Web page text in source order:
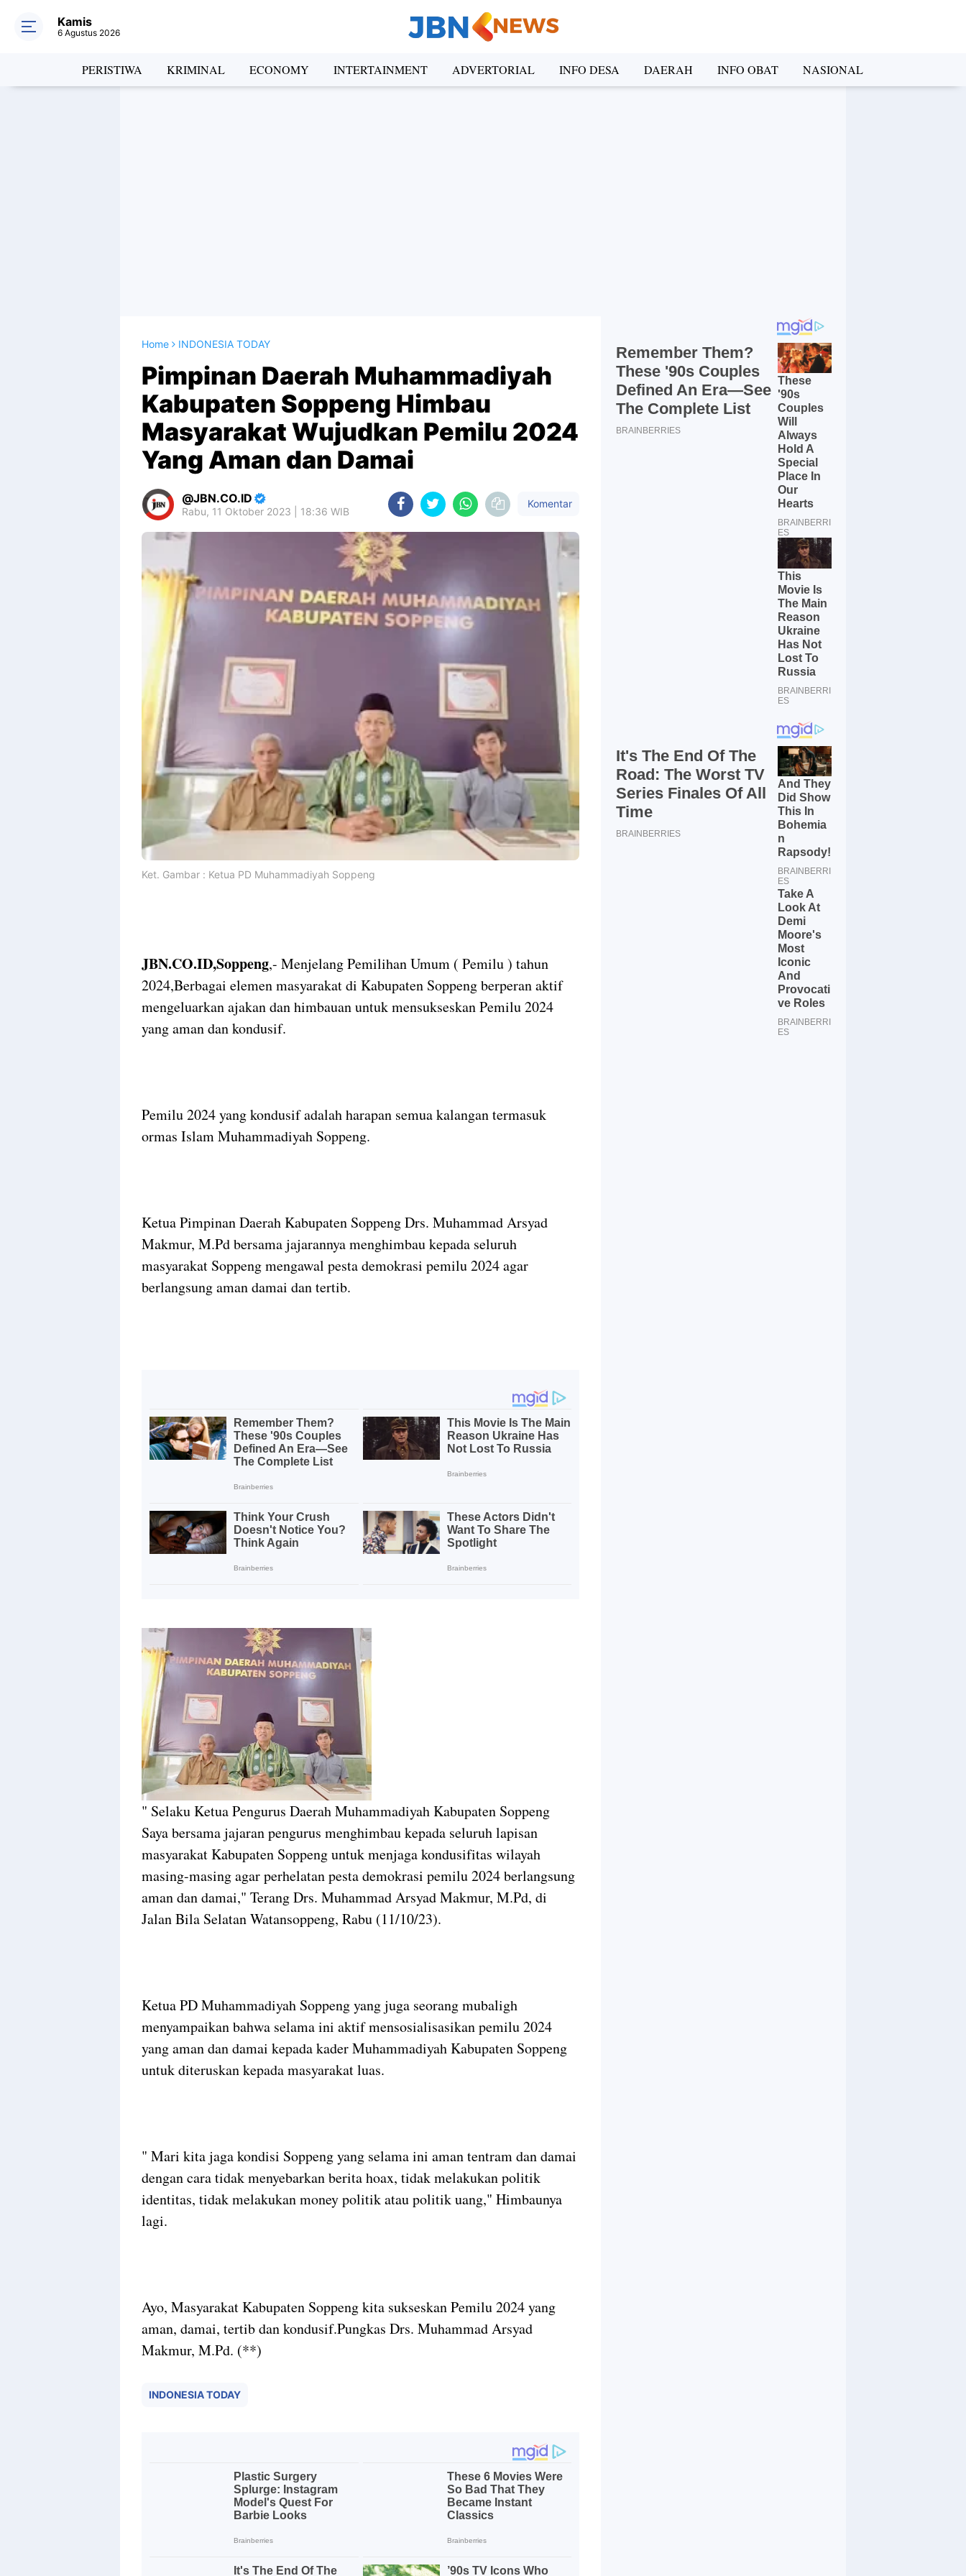
Kamis
6 Agustus 2026
PERISTIWA KRIMINAL ECONOMY INTERTAINMENT ADVERTORIAL INFO DESA DAERAH INFO OBAT NASIONAL
Home INDONESIA TODAY
Pimpinan Daerah Muhammadiyah
Kabupaten Soppeng Himbau
Masyarakat Wujudkan Pemilu 2024
Yang Aman dan Damai
JBN.CO.ID
Rabu, 11 Oktober 2023 | 18:36 WIB
Komentar
Ket. Gambar : Ketua PD Muhammadiyah Soppeng
JBN.CO.ID,Soppeng,- Menjelang Pemilihan Umum ( Pemilu ) tahun
2024,Berbagai elemen masyarakat di Kabupaten Soppeng berperan aktif
mengeluarkan ajakan dan himbauan untuk mensukseskan Pemilu 2024
yang aman dan kondusif.
Pemilu 2024 yang kondusif adalah harapan semua kalangan termasuk
ormas Islam Muhammadiyah Soppeng.
Ketua Pimpinan Daerah Kabupaten Soppeng Drs. Muhammad Arsyad
Makmur, M.Pd bersama jajarannya menghimbau kepada seluruh
masyarakat Soppeng mengawal pesta demokrasi pemilu 2024 agar
berlangsung aman damai dan tertib.
" Selaku Ketua Pengurus Daerah Muhammadiyah Kabupaten Soppeng
Saya bersama jajaran pengurus menghimbau kepada seluruh lapisan
masyarakat Kabupaten Soppeng untuk menjaga kondusifitas wilayah
masing-masing agar perhelatan pesta demokrasi pemilu 2024 berlangsung
aman dan damai," Terang Drs. Muhammad Arsyad Makmur, M.Pd, di
Jalan Bila Selatan Watansoppeng, Rabu (11/10/23).
Ketua PD Muhammadiyah Soppeng yang juga seorang mubaligh
menyampaikan bahwa selama ini aktif mensosialisasikan pemilu 2024
yang aman dan damai kepada kader Muhammadiyah Kabupaten Soppeng
untuk diteruskan kepada masyarakat luas.
" Mari kita jaga kondisi Soppeng yang selama ini aman tentram dan damai
dengan cara tidak menyebarkan berita hoax, tidak melakukan politik
identitas, tidak melakukan money politik atau politik uang," Himbaunya
lagi.
Ayo, Masyarakat Kabupaten Soppeng kita sukseskan Pemilu 2024 yang
aman, damai, tertib dan kondusif.Pungkas Drs. Muhammad Arsyad
Makmur, M.Pd. (**)
INDONESIA TODAY